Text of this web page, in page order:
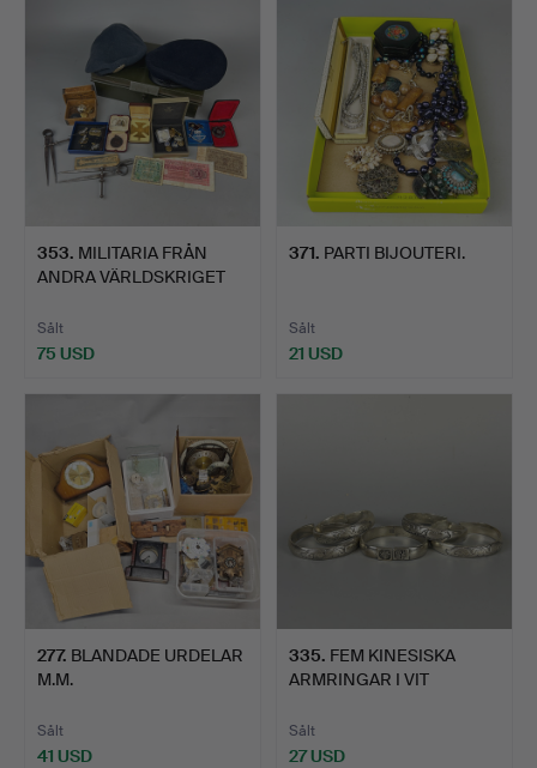
353. MILITARIA FRÅN
ANDRA VÄRLDSKRIGET
Sålt
75 USD
371. PARTI BIJOUTERI.
Sålt
21 USD
277. BLANDADE URDELAR
M.M.
Sålt
41 USD
335. FEM KINESISKA
ARMRINGAR I VIT
Sålt
27 USD